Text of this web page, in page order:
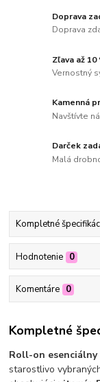
Doprava
Doprava
Zľava až 10
Vernostný
Kamenná
Navštívte
Darček
Malá
Kompletné
Hodnotenie 0
Komentáre 0
Kompletné
Roll-on
starostlivo